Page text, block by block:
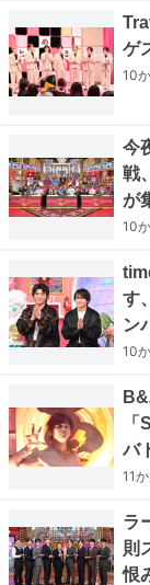
ゲ
10
今
戦
が
10
す
ン
10
バ
11
ラ
則
恨